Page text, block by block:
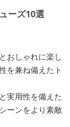
ーズ10選
おしゃれに楽し
を兼ね備えたト
実用性を備えた
ーンをより素敵